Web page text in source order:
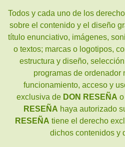
Todos y cada uno de los
sobre el contenido y el diseño
título enunciativo, imágenes,
o textos; marcas o logotipos,
estructura y diseño,
programas de ordenador
funcionamiento, acceso y
exclusiva de DON RESEÑA
RESEÑA haya autorizado
RESEÑA tiene el derecho
dichos contenidos y